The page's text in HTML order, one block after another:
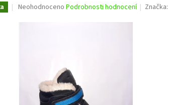
Průměrné
Neohodnoceno Podrobnosti hodnocení